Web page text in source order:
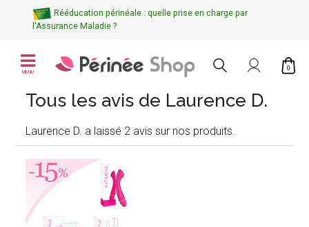
Rééducation périnéale : quelle prise en charge par
l'Assurance Maladie ?
MENU
0
Tous les avis de Laurence D.
Laurence D. a laissé 2 avis sur nos produits.